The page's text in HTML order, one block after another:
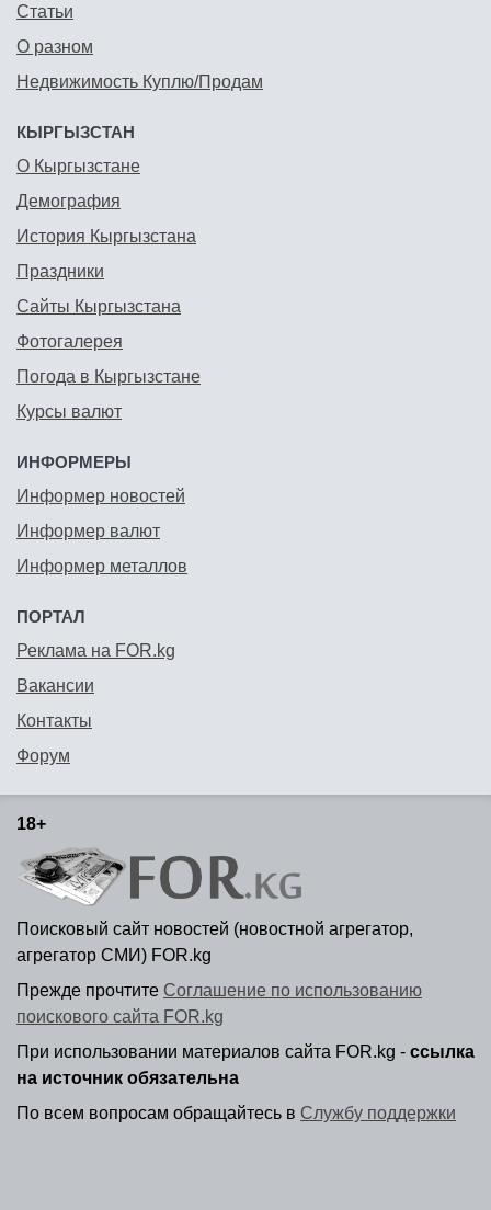
Статьи
О разном
Недвижимость Куплю/Продам
КЫРГЫЗСТАН
О Кыргызстане
Демография
История Кыргызстана
Праздники
Сайты Кыргызстана
Фотогалерея
Погода в Кыргызстане
Курсы валют
ИНФОРМЕРЫ
Информер новостей
Информер валют
Информер металлов
ПОРТАЛ
Реклама на FOR.kg
Вакансии
Контакты
Форум
18+
Поисковый сайт новостей (новостной агрегатор,
агрегатор СМИ) FOR.kg
Прежде прочтите Соглашение по использованию
поискового сайта FOR.kg
При использовании материалов сайта FOR.kg - ссылка
на источник обязательна
По всем вопросам обращайтесь в Службу поддержки